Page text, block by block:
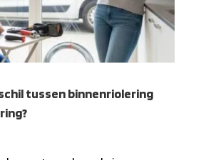
tussen binnenriolering